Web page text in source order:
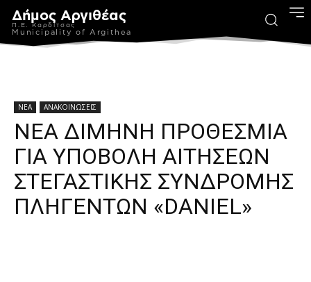
Δήμος Αργιθέας
Π.Ε. Καρδίτσας
Municipality of Argithea
ΝΕΑ ΑΝΑΚΟΙΝΩΣΕΙΣ
ΝΕΑ ΔΙΜΗΝΗ ΠΡΟΘΕΣΜΙΑ
ΓΙΑ ΥΠΟΒΟΛΗ ΑΙΤΗΣΕΩΝ
ΣΤΕΓΑΣΤΙΚΗΣ ΣΥΝΔΡΟΜΗΣ
ΠΛΗΓΕΝΤΩΝ «DANIEL»